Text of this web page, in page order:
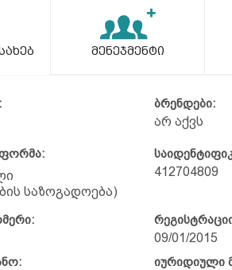
Მენეჯმენტი
ბრენდები:
არ აქვს
საზოგადოება)
412704809
09/01/2015
იურიდიული